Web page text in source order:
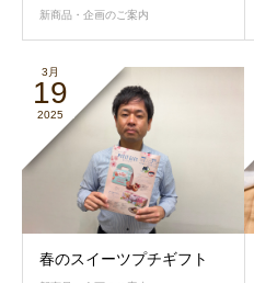
新商品・企画のご案内
3月
19
2025
春のスイーツプチギフト